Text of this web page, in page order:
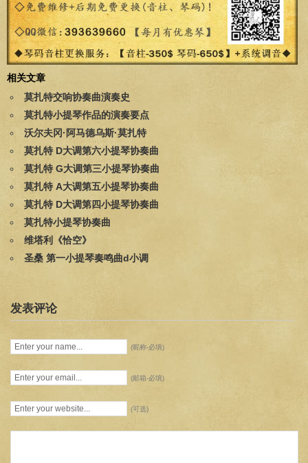
相关文章
莫扎特交响协奏曲演奏史
莫扎特小提琴作品的演奏要点
沃尔夫冈·阿马德乌斯·莫扎特
莫扎特 D大调第六小提琴协奏曲
莫扎特 G大调第三小提琴协奏曲
莫扎特 A大调第五小提琴协奏曲
莫扎特 D大调第四小提琴协奏曲
莫扎特小提琴协奏曲
维塔利《恰空》
圣桑 第一小提琴奏鸣曲d小调
发表评论
(昵称-必填)
(邮箱-必填)
(可选)